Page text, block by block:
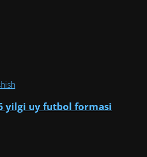
yilgi uy futbol formasi